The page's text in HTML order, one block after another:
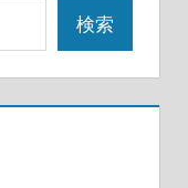
検索